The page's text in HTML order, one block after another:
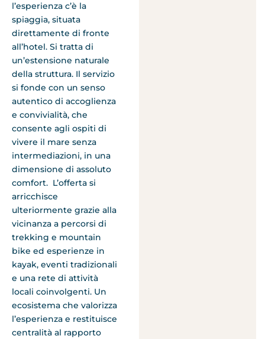
l’esperienza c’è la
spiaggia, situata
direttamente di fronte
all’hotel. Si tratta di
un’estensione naturale
della struttura. Il servizio
si fonde con un senso
autentico di accoglienza
e convivialità, che
consente agli ospiti di
vivere il mare senza
intermediazioni, in una
dimensione di assoluto
comfort. L’offerta si
arricchisce
ulteriormente grazie alla
vicinanza a percorsi di
trekking e mountain
bike ed esperienze in
kayak, eventi tradizionali
e una rete di attività
locali coinvolgenti. Un
ecosistema che valorizza
l’esperienza e restituisce
centralità al rapporto